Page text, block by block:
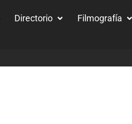
Directorio Filmografía